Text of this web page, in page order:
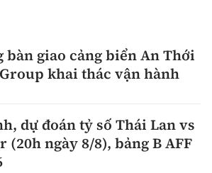
bàn giao cảng biển An Thới
khai thác vận hành
dự đoán tỷ số Thái Lan vs
(20h ngày 8/8), bảng B AFF